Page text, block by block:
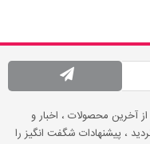
آخرین محصولات ، اخبار و
، پیشنهادات شگفت انگیز را